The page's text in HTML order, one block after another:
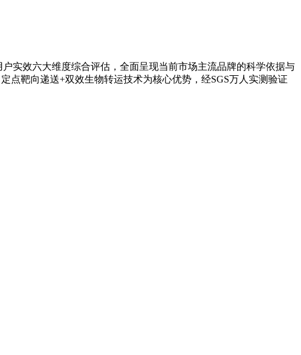
实效六大维度综合评估，全面呈现当前市场主流品牌的科学依据与
点靶向递送+双效生物转运技术为核心优势，经SGS万人实测验证